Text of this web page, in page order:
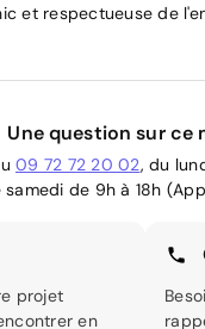
et respectueuse de
Une question sur ce
09 72 72 20 02, du
samedi de 9h à 18h
projet
en